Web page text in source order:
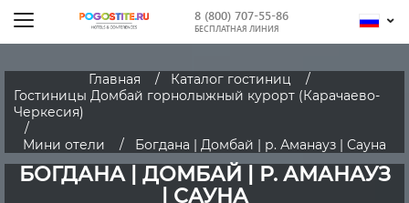
8 (800) 707-55-86
БЕСПЛАТНАЯ ЛИНИЯ
Главная
Каталог гостиниц
Гостиницы Домбай горнолыжный курорт (Карачаево-
Черкесия)
Мини отели
Богдана | Домбай | р. Аманауз | Сауна
БОГДАНА | ДОМБАЙ | Р. АМАНАУЗ
| САУНА